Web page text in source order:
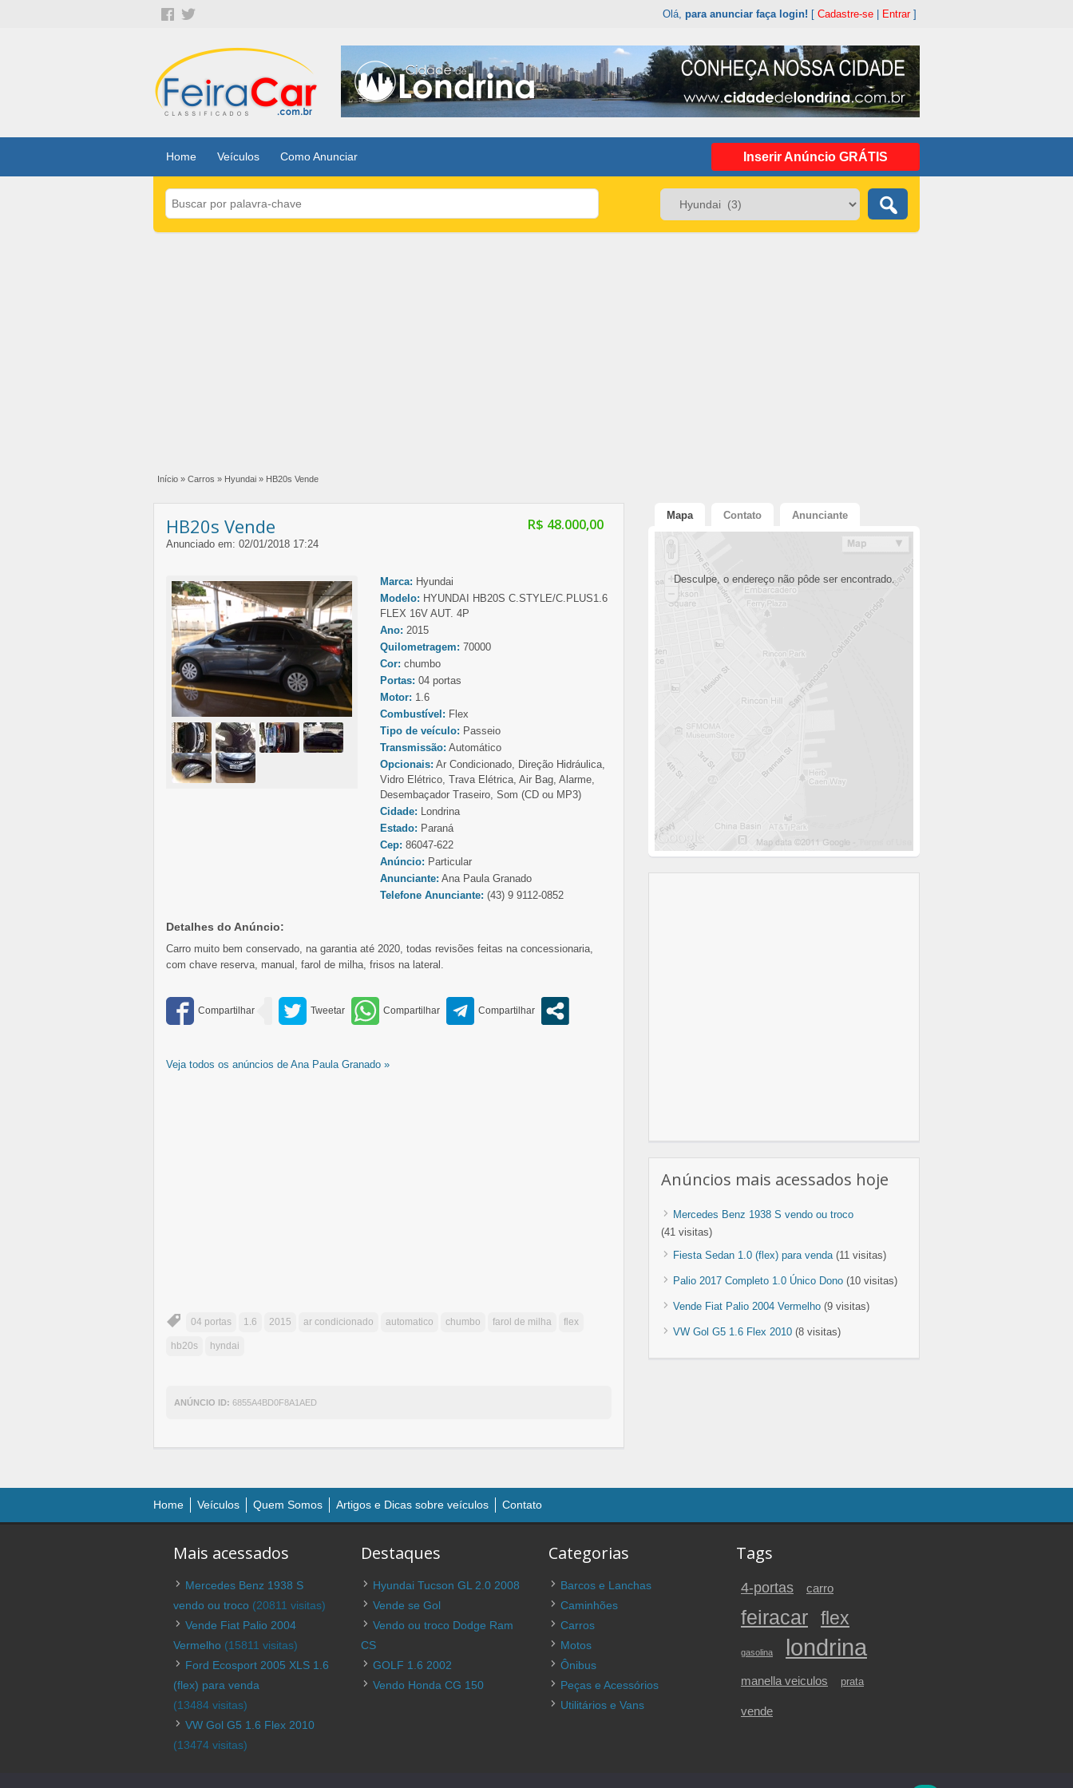
Olá, para anunciar faça login! [ Cadastre-se Entrar]
Home Veículos Como Anunciar Inserir Anúncio GRÁTIS
Início » Carros » Hyundai » HB20s Vende
R$ 48.000,00
HB20s Vende
Anunciado em: 02/01/2018 17:24
Marca: Hyundai
Modelo: HYUNDAI HB20S C.STYLE/C.PLUS1.6
FLEX 16V AUT. 4P
Ano: 2015
Quilometragem: 70000
Cor: chumbo
Portas: 04 portas
Motor: 1.6
Combustível: Flex
Tipo de veículo: Passeio
Transmissão: Automático
Opcionais: Ar Condicionado, Direção Hidráulica,
Vidro Elétrico, Trava Elétrica, Air Bag, Alarme,
Desembaçador Traseiro, Som (CD ou MP3)
Cidade: Londrina
Estado: Paraná
Cep: 86047-622
Anúncio: Particular
Anunciante: Ana Paula Granado
Telefone Anunciante: (43) 9 9112-0852
Detalhes do Anúncio:
Carro muito bem conservado, na garantia até 2020, todas revisões feitas na concessionaria,
com chave reserva, manual, farol de milha, frisos na lateral.
Veja todos os anúncios de Ana Paula Granado »
04 portas 1.6 2015 ar condicionado automatico chumbo farol de milha flex
hb20s hyndai
ANÚNCIO ID: 6855A4BD0F8A1AED
Mapa Contato Anunciante
Desculpe, o endereço não pôde ser encontrado.
Anúncios mais acessados hoje
Mercedes Benz 1938 S vendo ou troco
(41 visitas)
Fiesta Sedan 1.0 (flex) para venda(11 visitas)
Palio 2017 Completo 1.0 Único Dono (10 visitas)
Vende Fiat Palio 2004 Vermelho (9 visitas)
VW Gol G5 1.6 Flex 2010 (8 visitas)
Home Veículos Quem Somos Artigos e Dicas sobre veículos Contato
Mais acessados
Mercedes Benz 1938 S
vendo ou troco (20811 visitas)
Vende Fiat Palio 2004
Vermelho (15811 visitas)
Ford Ecosport 2005 XLS 1.6
(flex) para venda
(13484 visitas)
VW Gol G5 1.6 Flex 2010
(13474 visitas)
Destaques
Hyundai Tucson GL 2.0 2008
Vende se Gol
Vendo ou troco Dodge Ram
CS
GOLF 1.6 2002
Vendo Honda CG 150
Categorias
Barcos e Lanchas
Caminhões
Carros
Motos
Ônibus
Peças e Acessórios
Utilitários e Vans
Tags
4-portas carro
feiracar flex
gasolina londrina
manella veiculos prata
vende